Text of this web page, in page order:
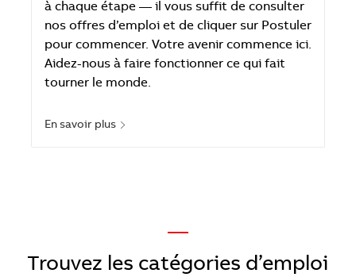
à chaque étape — il vous suffit de consulter
nos offres d’emploi et de cliquer sur Postuler
pour commencer. Votre avenir commence ici.
Aidez-nous à faire fonctionner ce qui fait
tourner le monde.
En savoir plus
—
​​​​​​​Trouvez les catégories d’emploi